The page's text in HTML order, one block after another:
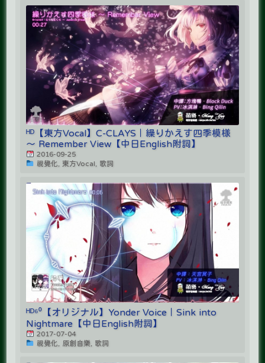
ᴴᴰ【東方Vocal】C-CLAYS｜繰りかえす四季模様
～ Remember View【中日English附詞】
2016-09-25
視覺化, 東方Vocal, 歌詞
ᴴᴰ⁶⁰【オリジナル】Yonder Voice｜Sink into
Nightmare【中日English附詞】
2017-07-04
視覺化, 原創音樂, 歌詞